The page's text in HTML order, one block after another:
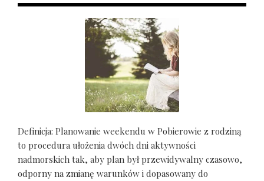
Definicja: Planowanie weekendu w Pobierowie z rodziną
to procedura ułożenia dwóch dni aktywności
nadmorskich tak, aby plan był przewidywalny czasowo,
odporny na zmianę warunków i dopasowany do